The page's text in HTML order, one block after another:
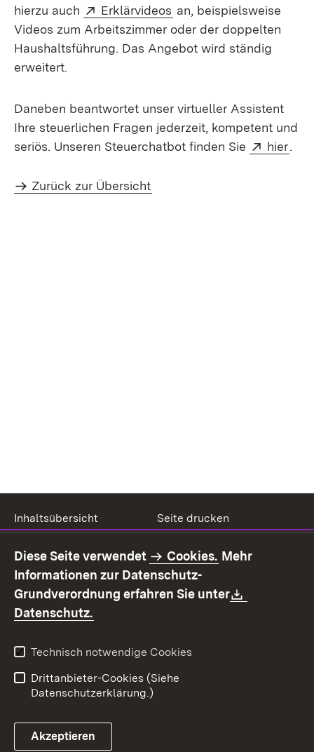
hierzu auch
Extern:
Erklärvideos (Öffnet in neuem
an, beispielsweise
Videos zum Arbeitszimmer oder der doppelten
Haushaltsführung. Das Angebot wird ständig
erweitert.
Daneben beantwortet unser virtueller Assistent
Ihre steuerlichen Fragen jederzeit, kompetent und
seriös. Unseren Steuerchatbot finden Sie
Extern:
hier.
Zurück zur Übersicht
Inhaltsübersicht
Seite drucken
Benutzungshinweise
Erklärung zur
Barrierefreiheit
Kontakt
Fehlerhaften Link melden
Diese Seite verwendet Cookies. Mehr
Informationen zur Datenschutz-
Grundverordnung erfahren Sie unter
Datenschutz.
Technisch notwendige Cookies
Drittanbieter-Cookies (Siehe
Datenschutzerklärung.)
Akzeptieren